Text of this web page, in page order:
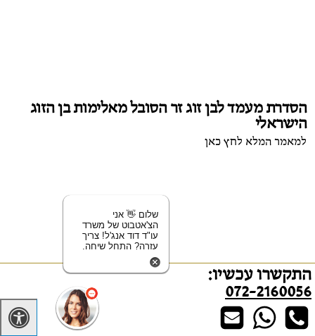
הסדרת מעמד לבן זוג זר הסובל מאלימות בן הזוג
הישראלי
למאמר המלא לחץ כאן
התקשרו עכשיו:
072-2160056
שלום 👋 אני
הצ'אטבוט של משרד
עו"ד דוד אנג'ל! צריך
עזרה? התחל שיחה.